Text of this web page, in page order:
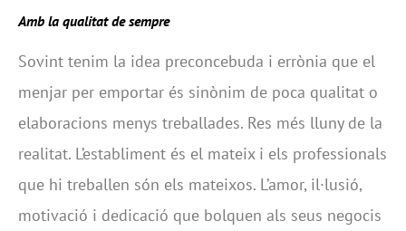
Amb la qualitat de sempre
Sovint tenim la idea preconcebuda i errònia que el
menjar per emportar és sinònim de poca qualitat o
elaboracions menys treballades. Res més lluny de la
realitat. L’establiment és el mateix i els professionals
que hi treballen són els mateixos. L’amor, il·lusió,
motivació i dedicació que bolquen als seus negocis